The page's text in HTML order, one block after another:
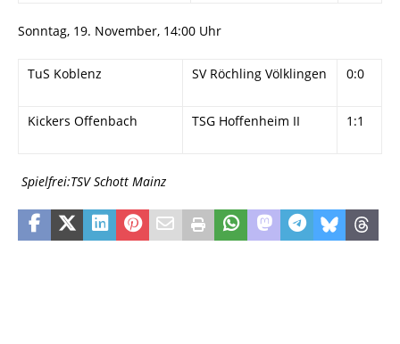
Sonntag, 19. November, 14:00 Uhr
TuS Koblenz SV Röchling Völklingen 0:0
Kickers Offenbach TSG Hoffenheim II 1:1
Spielfrei:TSV Schott Mainz